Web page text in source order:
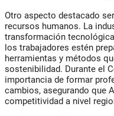
Otro aspecto destacado
recursos humanos. La
transformación
los trabajadores estén
herramientas y métodos
sostenibilidad. Durante el
importancia de formar
cambios, asegurando que
competitividad a nivel